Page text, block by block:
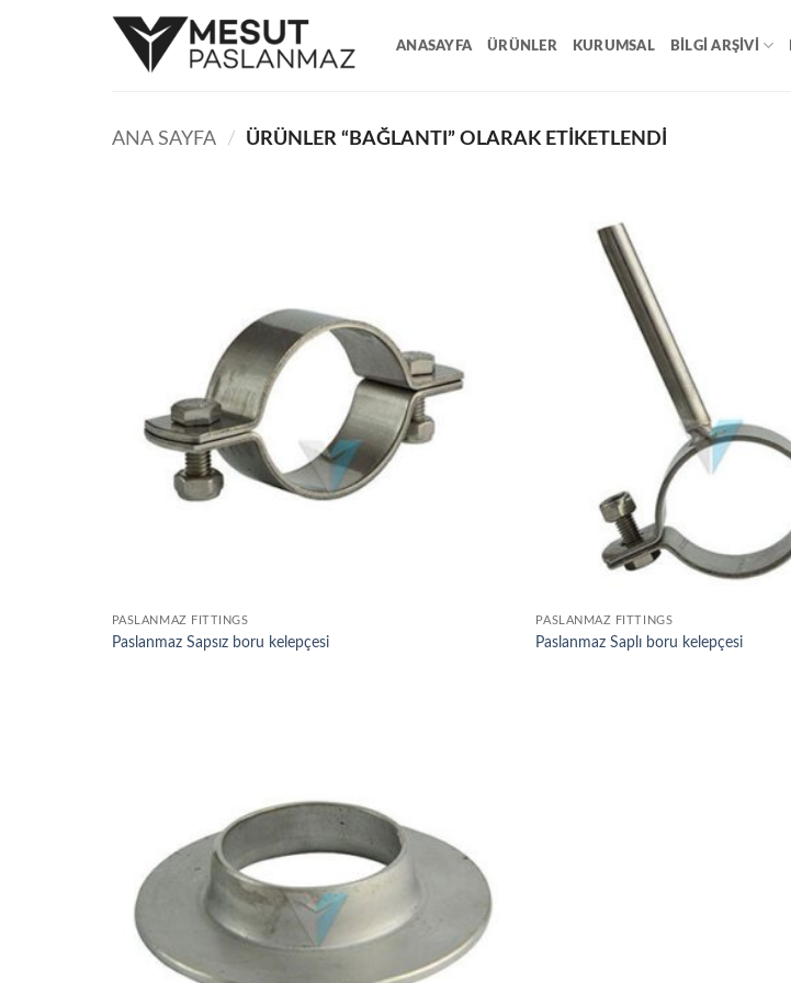
ANASAYFA ÜRÜNLER KURUMSAL BILGI ARŞIVI
ANA SAYFA / ÜRÜNLER “BAĞLANTI” OLARAK ETIKETLENDI
PASLANMAZ FITTINGS
Paslanmaz Sapsız boru kelepçesi
PASLANMAZ FITTINGS
Paslanmaz Saplı boru kelepçesi